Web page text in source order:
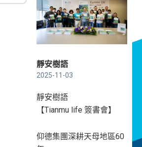
靜安樹語
2025-11-03
靜安樹語
【Tianmu life 簽書會】
仰德集團深耕天母地區60